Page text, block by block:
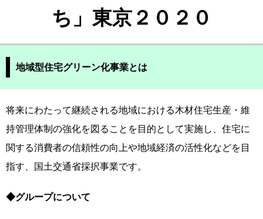
ち」東京２０２０
地域型住宅グリーン化事業とは
将来にわたって継続される地域における木材住宅生産・維
持管理体制の強化を図ることを目的として実施し、住宅に
関する消費者の信頼性の向上や地域経済の活性化などを目
指す、国土交通省採択事業です。
◆グループについて